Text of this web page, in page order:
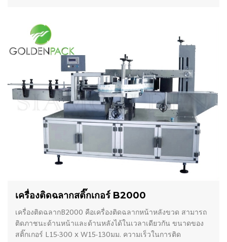
เครื่องติดฉลากสติ๊กเกอร์ B2000
เครื่องติดฉลากB2000 คือเครื่องติดฉลากหน้าหลังขวด สามารถ
ติดภาชนะด้านหน้าและด้านหลังได้ในเวลาเดียวกัน ขนาดของ
สติ๊กเกอร์ L15-300 x W15-130มม. ความเร็วในการติด